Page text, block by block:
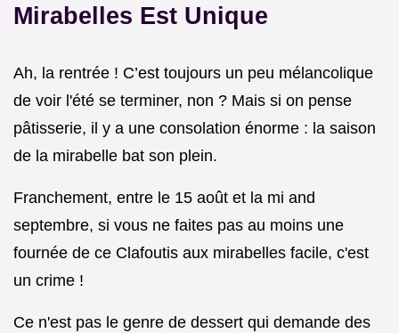
Mirabelles Est Unique
Ah, la rentrée ! C’est toujours un peu mélancolique
de voir l'été se terminer, non ? Mais si on pense
pâtisserie, il y a une consolation énorme : la saison
de la mirabelle bat son plein.
Franchement, entre le 15 août et la mi and
septembre, si vous ne faites pas au moins une
fournée de ce Clafoutis aux mirabelles facile, c'est
un crime !
Ce n'est pas le genre de dessert qui demande des